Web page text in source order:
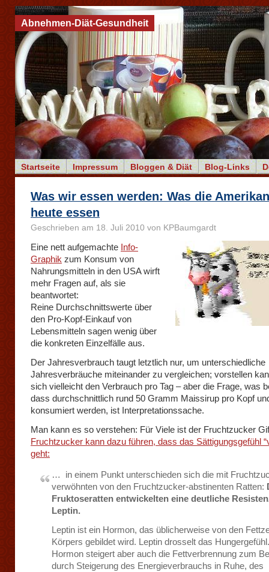
Startseite Impressum Bloggen & Diät Blog-Links
Abnehmen-Diät-Gesundheit
Was wir essen werden: Was die
heute essen
Geschrieben am 18. Juli 2010 von KPBaumgardt
Eine nett aufgemachte Info-
Graphik zum Konsum von
Nahrungsmitteln in den USA wirft
mehr Fragen auf, als sie
beantwortet:
Reine Durchschnittswerte über
den Pro-Kopf-Einkauf von
Lebensmitteln sagen wenig über
die konkreten Einzelfälle aus.
Der Jahresverbrauch taugt letztlich nur, um unterschiedliche
Jahresverbräuche miteinander zu vergleichen; vorstellen
sich vielleicht den Verbrauch pro Tag – aber die Frage, was
dass durchschnittlich rund 50 Gramm Maissirup pro Kopf
konsumiert werden, ist Interpretationssache.
Man kann es so verstehen: Für Viele ist der Fruchtzucker
Fruchtzucker kann dazu führen, dass das Sättigungsgefühl
geht:
… in einem Punkt unterschieden sich die mit
verwöhnten von den Fruchtzucker-abstinenten Ratten:
Fruktoseratten entwickelten eine deutliche
Leptin.
Leptin ist ein Hormon, das üblicherweise von den
Körpers gebildet wird. Leptin drosselt das
Hormon steigert aber auch die Fettverbrennung zum
durch Steigerung des Energieverbrauchs in Ruhe, des